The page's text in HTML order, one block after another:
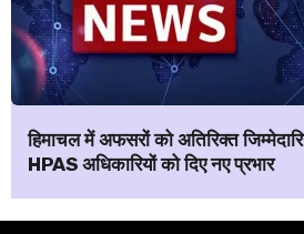
हिमाचल में अफसरों को अतिरिक्त
HPAS अधिकारियों को दिए नए प्रभार